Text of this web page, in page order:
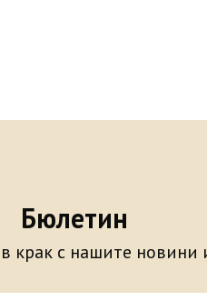
Бюлетин
крак с нашите